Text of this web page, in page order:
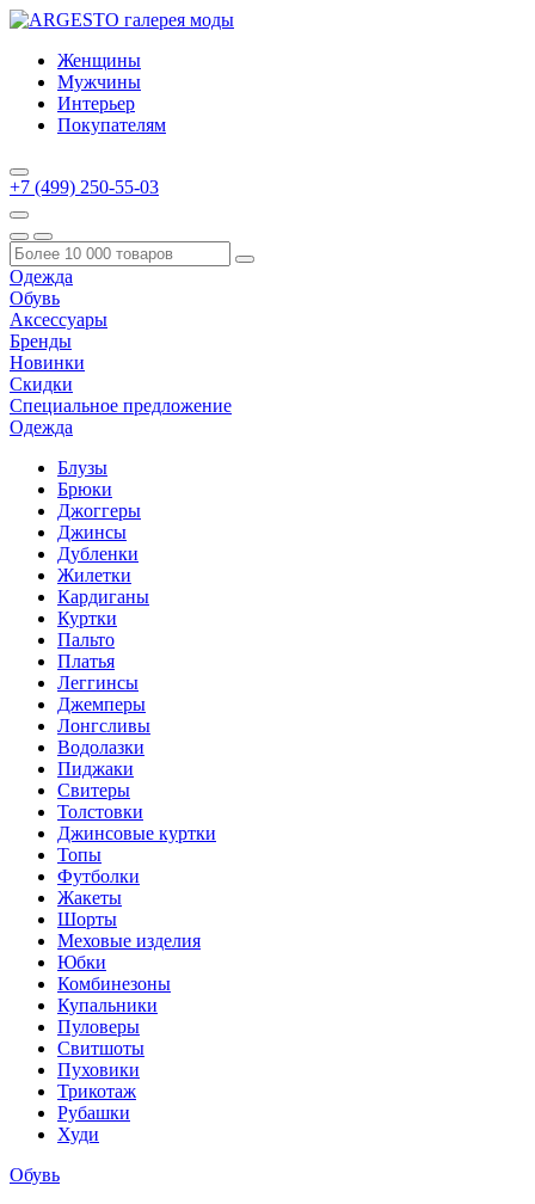
Женщины
Мужчины
Интерьер
Покупателям
+7 (499) 250-55-03
Одежда
Обувь
Аксессуары
Бренды
Новинки
Скидки
Специальное предложение
Одежда
Блузы
Брюки
Джоггеры
Джинсы
Дубленки
Жилетки
Кардиганы
Куртки
Пальто
Платья
Леггинсы
Джемперы
Лонгсливы
Водолазки
Пиджаки
Свитеры
Толстовки
Джинсовые куртки
Топы
Футболки
Жакеты
Шорты
Меховые изделия
Юбки
Комбинезоны
Купальники
Пуловеры
Свитшоты
Пуховики
Трикотаж
Рубашки
Худи
Обувь